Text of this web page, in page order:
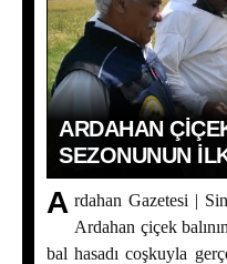
ARDAHAN
SEZONUNUN
A rdahan Gazetesi |
Ardahan çiçek
bal hasadı coşkuyla
Ardahan Çiçek Balında
Başladı